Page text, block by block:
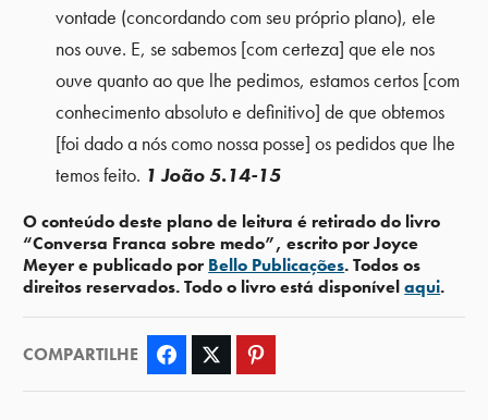
vontade (concordando com seu próprio plano), ele
nos ouve. E, se sabemos [com certeza] que ele nos
ouve quanto ao que lhe pedimos, estamos certos [com
conhecimento absoluto e definitivo] de que obtemos
[foi dado a nós como nossa posse] os pedidos que lhe
temos feito. 1 João 5.14-15
O conteúdo deste plano de leitura é retirado do livro
“Conversa Franca sobre medo”, escrito por Joyce
Meyer e publicado por Bello Publicações. Todos os
direitos reservados. Todo o livro está disponívelaqui.
COMPARTILHE Facebook Twitter